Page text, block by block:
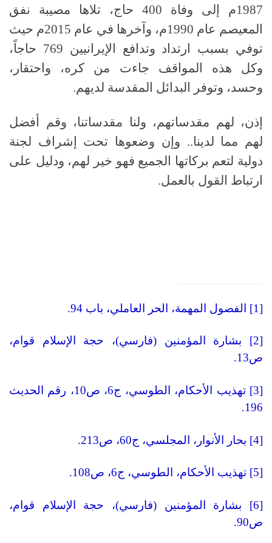
1987م إلى وفاة 400 حاج، تلاها مصيبة نفق
المعيصم عام 1990م، وآخرها في عام 2015م حيث
توفي بسبب ارتداد وتدافع الإيرانيين 769 حاجاً،
وكل هذه المواقف جاءت من كره، واحتقار،
وحسد، وتوفر البدائل المقدسة لديهم.
إذن، لهم مقدساتهم، ولنا مقدساتنا، وقم أفضل
لهم مما لدينا.. وإن وضعوها تحت إشراف لجنة
دولية لتعم بركاتها الجميع فهو خير لهم، ودليل على
ارتباط القول بالعمل.
[1] الفصول المهمة، الحر العاملي، باب 94.
[2] بشارة المؤمنين (فارسي)، حجة الإسلام قوام،
ص13.
[3] تهذيب الأحكام، الطوسي، ج6، ص10، رقم الحديث
196.
[4] بحار الأنوار، المجلسي، ج60، ص213.
[5] تهذيب الأحكام، الطوسي، ج6، ص108.
[6] بشارة المؤمنين (فارسي)، حجة الإسلام قوام،
ص90.